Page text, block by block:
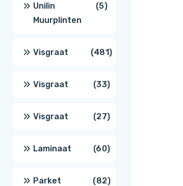
Unilin
Muurplinten
55
Visgraat 481481
Visgraat 3333
producten
Visgraat 2727
producten
Laminaat 6060
producten
Parket 8282